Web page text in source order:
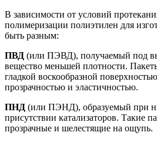
В зависимости от условий
полимеризации полиэтилен для
быть разным:
ПВД (или ПЭВД), получаемый под
вещество меньшей плотности.
гладкой воскообразной
прозрачностью и эластичностью.
ПНД (или ПЭНД), образуемый при
присутствии катализаторов. Такие
прозрачные и шелестящие на ощупь.